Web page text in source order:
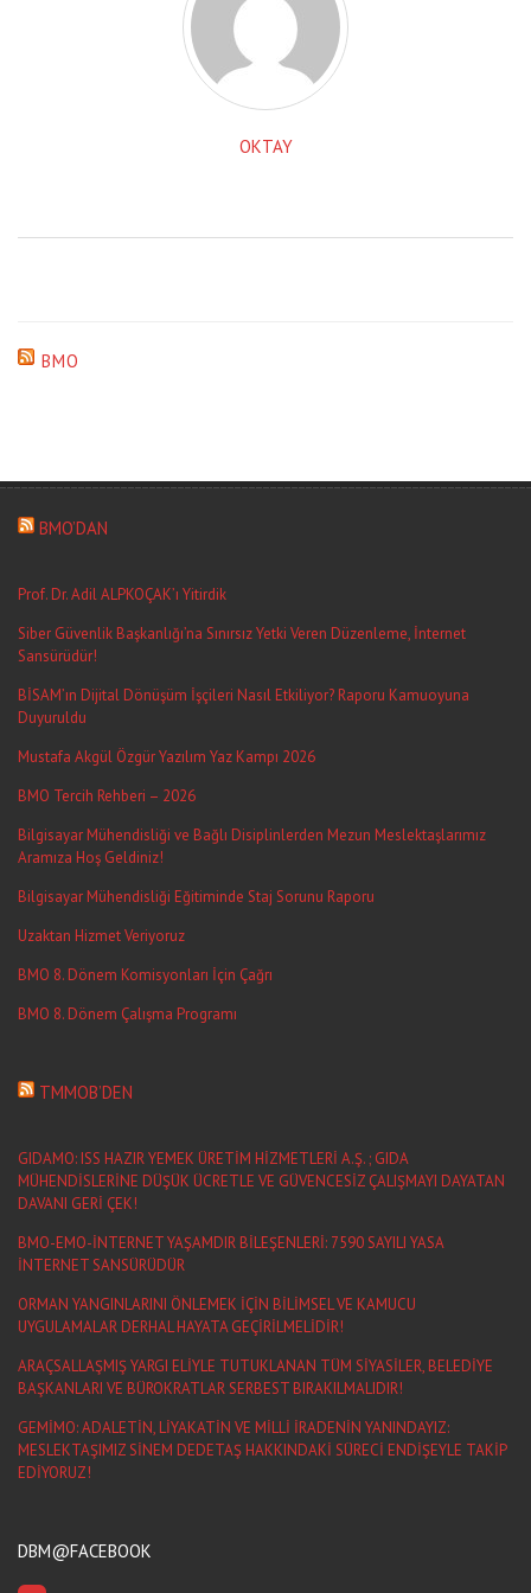
OKTAY
BMO
BMO’DAN
Prof. Dr. Adil ALPKOÇAK’ı Yitirdik
Siber Güvenlik Başkanlığı’na Sınırsız Yetki Veren Düzenleme, İnternet
Sansürüdür!
BİSAM’ın Dijital Dönüşüm İşçileri Nasıl Etkiliyor? Raporu Kamuoyuna
Duyuruldu
Mustafa Akgül Özgür Yazılım Yaz Kampı 2026
BMO Tercih Rehberi – 2026
Bilgisayar Mühendisliği ve Bağlı Disiplinlerden Mezun Meslektaşlarımız
Aramıza Hoş Geldiniz!
Bilgisayar Mühendisliği Eğitiminde Staj Sorunu Raporu
Uzaktan Hizmet Veriyoruz
BMO 8. Dönem Komisyonları İçin Çağrı
BMO 8. Dönem Çalışma Programı
TMMOB’DEN
GIDAMO: ISS HAZIR YEMEK ÜRETİM HİZMETLERİ A.Ş. ; GIDA
MÜHENDİSLERİNE DÜŞÜK ÜCRETLE VE GÜVENCESİZ ÇALIŞMAYI DAYATAN
DAVANI GERİ ÇEK!
BMO-EMO-İNTERNET YAŞAMDIR BİLEŞENLERİ: 7590 SAYILI YASA
İNTERNET SANSÜRÜDÜR
ORMAN YANGINLARINI ÖNLEMEK İÇİN BİLİMSEL VE KAMUCU
UYGULAMALAR DERHAL HAYATA GEÇİRİLMELİDİR!
ARAÇSALLAŞMIŞ YARGI ELİYLE TUTUKLANAN TÜM SİYASİLER, BELEDİYE
BAŞKANLARI VE BÜROKRATLAR SERBEST BIRAKILMALIDIR!
GEMİMO: ADALETİN, LİYAKATİN VE MİLLİ İRADENİN YANINDAYIZ:
MESLEKTAŞIMIZ SİNEM DEDETAŞ HAKKINDAKİ SÜRECİ ENDİŞEYLE TAKİP
EDİYORUZ!
DBM@FACEBOOK